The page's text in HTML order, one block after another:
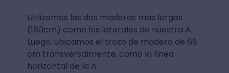
Utilizamos las dos maderas más largas
(180cm) como los laterales de nuestra A.
Luego, ubicamos el trozo de madera de 68
cm transversalmente, como la línea
horizontal de la A.